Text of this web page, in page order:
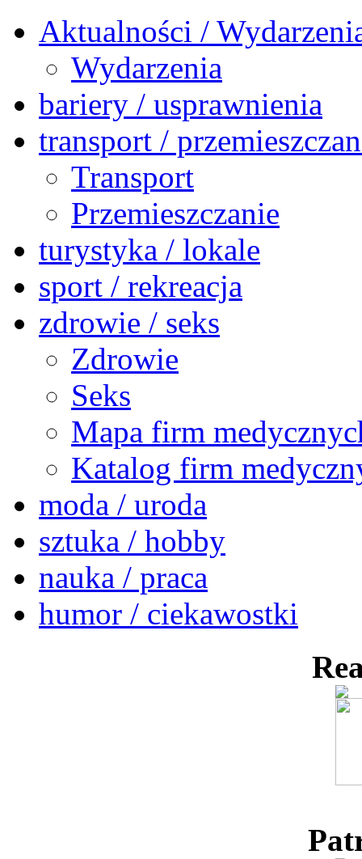
Aktualności /
Wydarzenia
bariery / usprawnienia
transport /
Transport
Przemieszczanie
turystyka / lokale
sport / rekreacja
zdrowie / seks
Zdrowie
Seks
Mapa firm
Katalog firm
moda / uroda
sztuka / hobby
nauka / praca
humor / ciekawostki